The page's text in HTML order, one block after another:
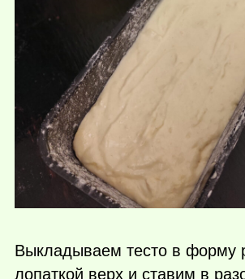
Выкладываем тесто в форму
лопаткой верх и ставим в